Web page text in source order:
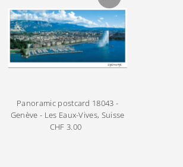
Panoramic postcard 18043 -
Genève - Les Eaux-Vives, Suisse
Prix
CHF 3.00